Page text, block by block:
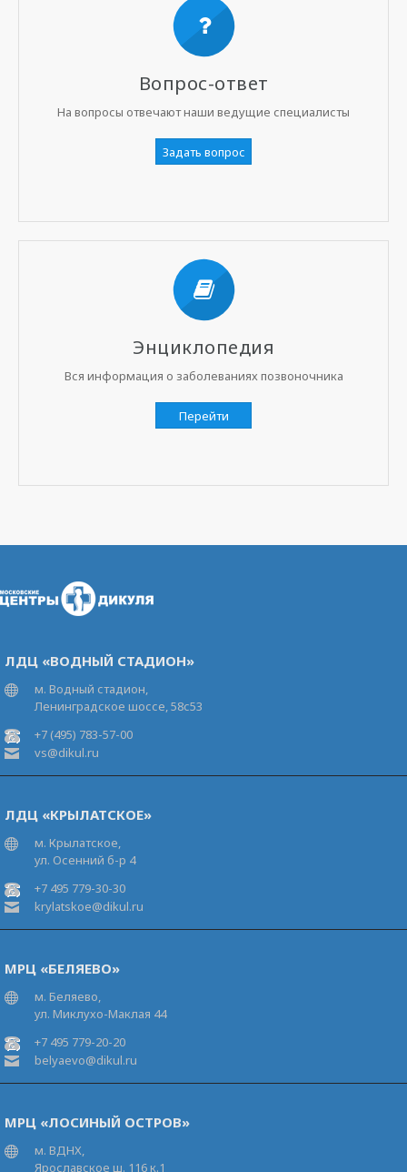
Вопрос-ответ
На вопросы отвечают наши ведущие специалисты
Задать вопрос
Энциклопедия
Вся информация о заболеваниях позвоночника
Перейти
ЛДЦ «ВОДНЫЙ СТАДИОН»
м. Водный стадион,
Ленинградское шоссе, 58с53
+7 (495) 783-57-00
vs@dikul.ru
ЛДЦ «КРЫЛАТСКОЕ»
м. Крылатское,
ул. Осенний б-р 4
+7 495 779-30-30
krylatskoe@dikul.ru
МРЦ «БЕЛЯЕВО»
м. Беляево,
ул. Миклухо-Маклая 44
+7 495 779-20-20
belyaevo@dikul.ru
МРЦ «ЛОСИНЫЙ ОСТРОВ»
м. ВДНХ,
Ярославское ш. 116 к.1